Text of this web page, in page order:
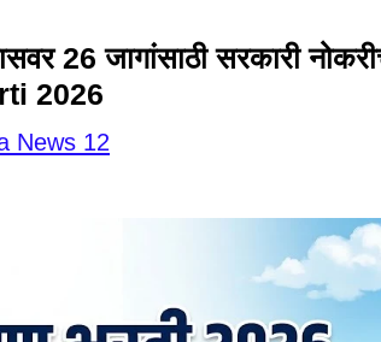
26 जागांसाठी सरकारी
2026
News 12